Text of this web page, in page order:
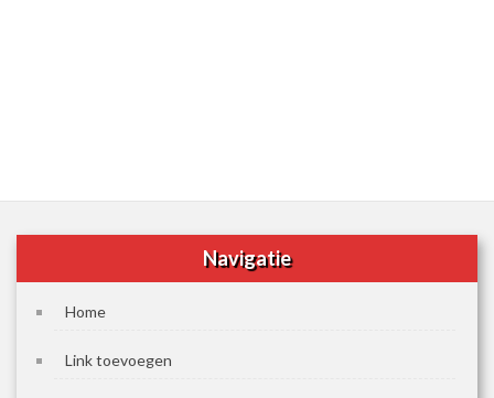
Navigatie
Home
Link toevoegen